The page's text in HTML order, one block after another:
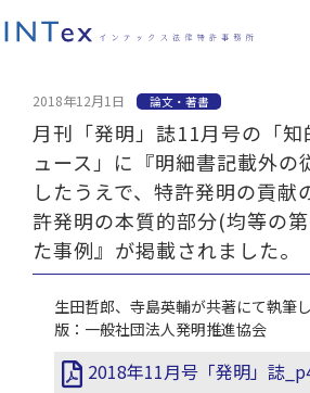
2018年12月1日 論文・著書
月刊「発明」誌11月号の「知
ュース」に『明細書記載外の
したうえで、特許発明の貢献
許発明の本質的部分(均等の
た事例』が掲載されました。
生田哲郎、寺島英輔が共著にて執筆
版：一般社団法人発明推進協会
2018年11月号「発明」誌